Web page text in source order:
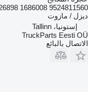
9524811560 1686008 1426898 1635893
ديزل / مازوت
إستونيا، Tallinn
TruckParts Eesti OÜ
الاتصال بالبائع